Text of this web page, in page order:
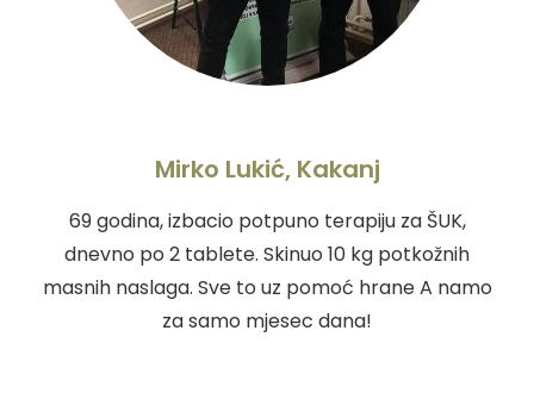
Mirko Lukić, Kakanj
69 godina, izbacio potpuno terapiju za ŠUK,
dnevno po 2 tablete. Skinuo 10 kg potkožnih
masnih naslaga. Sve to uz pomoć hrane A namo
za samo mjesec dana!